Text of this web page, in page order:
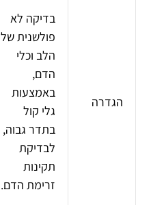
הגדרה
בדיקה לא
פולשנית של
הלב וכלי
הדם,
באמצעות
גלי קול
בתדר גבוה,
לבדיקת
תקינות
זרימת הדם.